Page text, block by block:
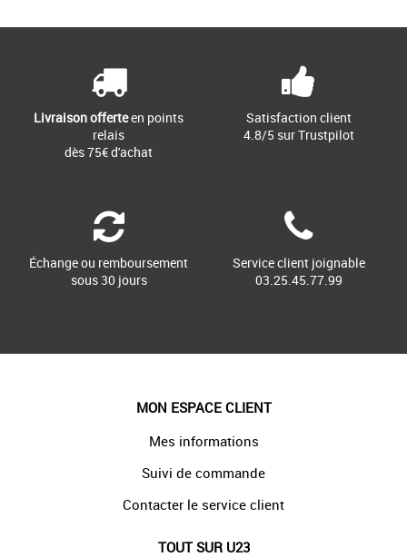
Livraison offerteen points
relais
dès 75€ d'achat
Satisfaction client
4.8/5 sur Trustpilot
Échange ou remboursement
sous 30 jours
Service client joignable
03.25.45.77.99
MON ESPACE CLIENT
Mes informations
Suivi de commande
Contacter le service client
TOUT SUR U23